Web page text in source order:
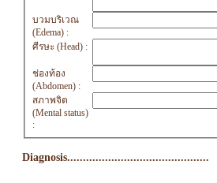
บวมบริเวณ
(Edema) :
ศีรษะ (Head) :
ช่องท้อง
(Abdomen) :
สภาพจิต
(Mental status)
:
Diagnosis.............................................